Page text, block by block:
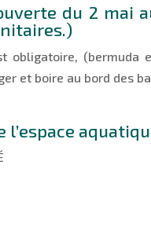
du 2 mai
.)
obligatoire, (bermuda
et boire au bord des
l’espace